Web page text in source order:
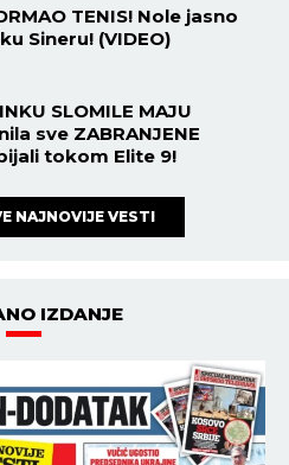
TENIS! Nole jasno
Sineru! (VIDEO)
SLOMILE MAJU
sve ZABRANJENE
tokom Elite 9!
NAJNOVIJE VESTI
IZDANJE